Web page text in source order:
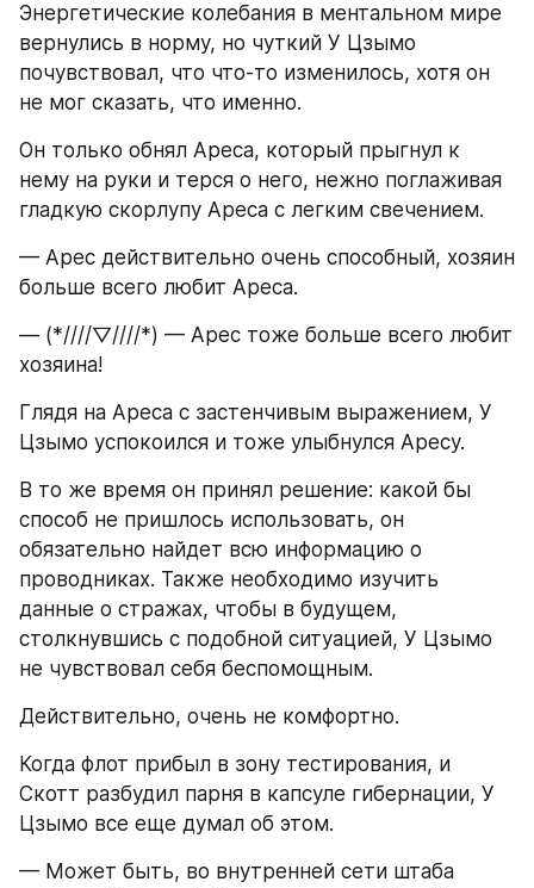
Энергетические колебания в ментальном мире
вернулись в норму, но чуткий У Цзымо
почувствовал, что что-то изменилось, хотя он
не мог сказать, что именно.
Он только обнял Ареса, который прыгнул к
нему на руки и терся о него, нежно поглаживая
гладкую скорлупу Ареса с легким свечением.
— Арес действительно очень способный, хозяин
больше всего любит Ареса.
— (*////▽////*) — Арес тоже больше всего любит
хозяина!
Глядя на Ареса с застенчивым выражением, У
Цзымо успокоился и тоже улыбнулся Аресу.
В то же время он принял решение: какой бы
способ не пришлось использовать, он
обязательно найдет всю информацию о
проводниках. Также необходимо изучить
данные о стражах, чтобы в будущем,
столкнувшись с подобной ситуацией, У Цзымо
не чувствовал себя беспомощным.
Действительно, очень не комфортно.
Когда флот прибыл в зону тестирования, и
Скотт разбудил парня в капсуле гибернации, У
Цзымо все еще думал об этом.
— Может быть, во внутренней сети штаба